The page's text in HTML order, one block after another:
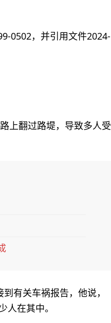
0502，并引用文件2024-
上翻过路堤，导致多人受
有关车祸报告，他说，
人在其中。